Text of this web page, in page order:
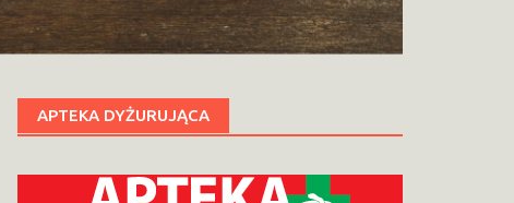
APTEKA DYŻURUJĄCA